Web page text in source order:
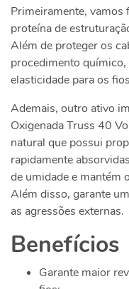
Primeiramente, vamos
proteína de
Além de proteger os
procedimento
elasticidade para os
Ademais, outro ativo
Oxigenada Truss 40
natural que possui
rapidamente
de umidade e mantém
Além disso, garante
as agressões externas.
Benefícios
Garante maior